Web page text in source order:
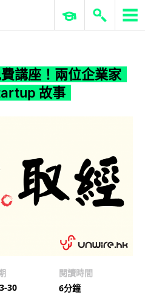
ERP 與商業 AI
講座！兩位企業家
故事
30
閱讀時間
6分鐘